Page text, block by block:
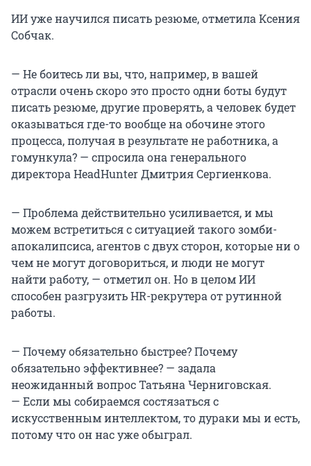
ИИ уже научился писать резюме, отметила Ксения
Собчак.
— Не боитесь ли вы, что, например, в вашей
отрасли очень скоро это просто одни боты будут
писать резюме, другие проверять, а человек будет
оказываться где-то вообще на обочине этого
процесса, получая в результате не работника, а
гомункула? — спросила она генерального
директора HeadHunter Дмитрия Сергиенкова.
— Проблема действительно усиливается, и мы
можем встретиться с ситуацией такого зомби-
апокалипсиса, агентов с двух сторон, которые ни о
чем не могут договориться, и люди не могут
найти работу, — отметил он. Но в целом ИИ
способен разгрузить HR-рекрутера от рутинной
работы.
— Почему обязательно быстрее? Почему
обязательно эффективнее? — задала
неожиданный вопрос Татьяна Черниговская.
— Если мы собираемся состязаться с
искусственным интеллектом, то дураки мы и есть,
потому что он нас уже обыграл.